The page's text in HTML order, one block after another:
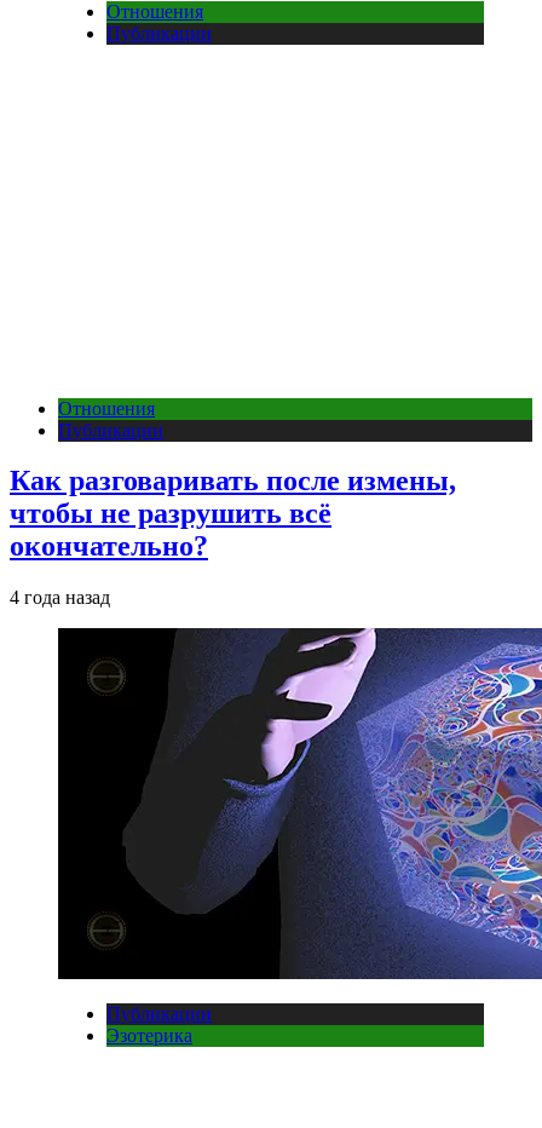
Отношения
Публикации
Отношения
Публикации
Как разговаривать после измены,
чтобы не разрушить всё
окончательно?
4 года назад
Публикации
Эзотерика